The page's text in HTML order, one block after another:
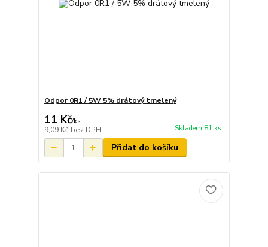
Odpor 0R1 / 5W 5% drátový tmelený
11 Kč/ks
9,09 Kč bez DPH Skladem 81 ks
Přidat do košíku